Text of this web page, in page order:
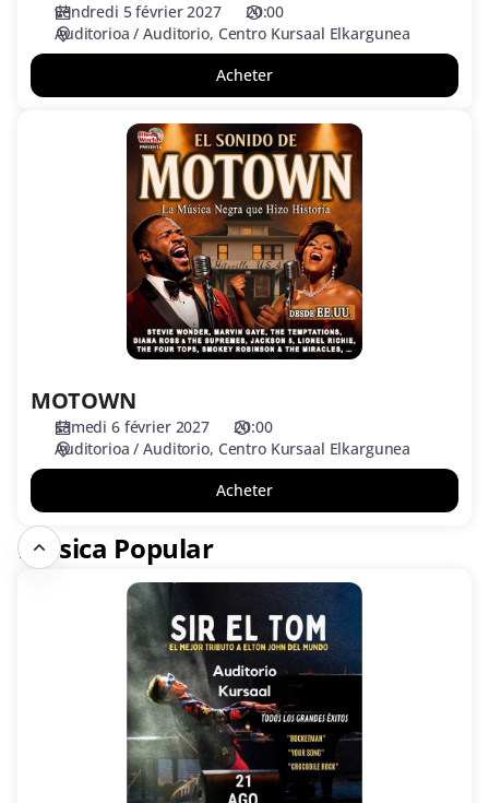
vendredi 5 février 2027
20:00
Auditorioa / Auditorio Centro Kursaal Elkargunea
Acheter
MOTOWN
samedi 6 février 2027
20:00
Auditorioa / Auditorio Centro Kursaal Elkargunea
Acheter
Música Popular